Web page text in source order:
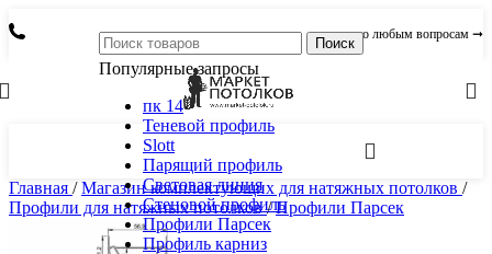
по любым вопросам ➞
Поиск
Популярные запросы
пк 14
Теневой профиль
Slott
Парящий профиль
Световая линия
Стеновой профиль
Профили Парсек
Профиль карниз
Главная / Магазин комплектующих для натяжных потолков /
Профили для натяжных потолков/ Профили Парсек